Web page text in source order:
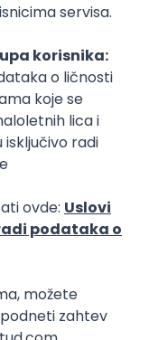
rada i